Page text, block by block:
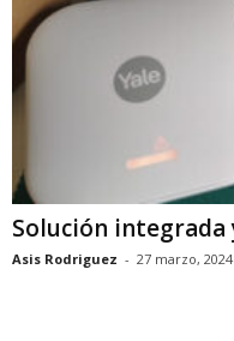
Solución integrada
Asis Rodriguez - 27 marzo, 2024